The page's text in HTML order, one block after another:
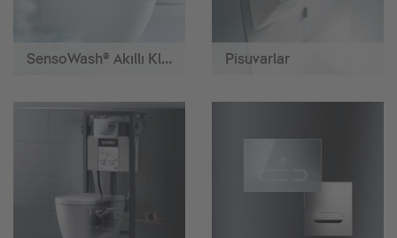
SensoWash® Akıllı Klozetler Pisuvarlar